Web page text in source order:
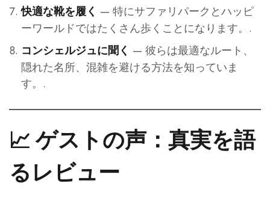
快適な靴を履く — 特にサファリパークとハッピ
ーワールドではたくさん歩くことになります。.
コンシェルジュに聞く — 彼らは最適なルート、
隠れた名所、混雑を避ける方法を知っていま
す。.
📈 ゲストの声：真実を語
るレビュー